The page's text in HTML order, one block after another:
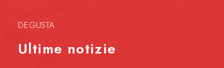
CLUB DEGUSTA
DEGUSTA
Ultime notizie